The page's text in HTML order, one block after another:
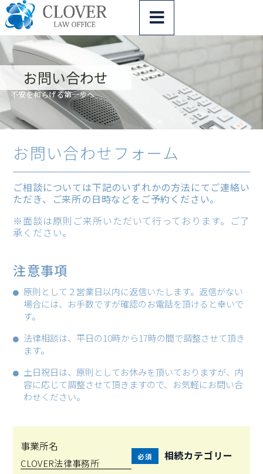
内
容
を
ス
キ
プ
お問い合わせ
不安を和らげる第一歩へ
お問い合わせフォーム
ご相談については下記のいずれかの方法にてご連絡い
ただき、ご来所の日時などをご予約ください。
※面談は原則ご来所いただいて行っております。ご了
承ください。
注意事項
原則として２営業日以内に返信いたします。返信がない
場合には、お手数ですが確認のお電話を頂けると幸いで
す。
法律相談は、平日の10時から17時の間で調整させて頂き
ます。
土日祝日は、原則としてお休みを頂いておりますが、内
容に応じて調整させて頂きますので、お気軽にお問い合
わせください。
事業所名
CLOVER法律事務所
必須 相続カテゴリー